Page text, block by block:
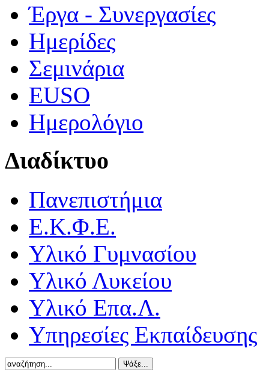
Έργα - Συνεργασίες
Ημερίδες
Σεμινάρια
EUSO
Ημερολόγιο
Διαδίκτυο
Πανεπιστήμια
Ε.Κ.Φ.Ε.
Υλικό Γυμνασίου
Υλικό Λυκείου
Υλικό Επα.Λ.
Υπηρεσίες Εκπαίδευσης